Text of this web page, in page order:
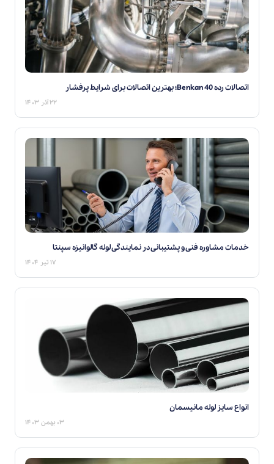
اتصالات رده 40 Benkan؛ بهترین اتصالات برای شرایط پرفشار
۲۲ آذر ۱۴۰۳
خدمات مشاوره فنی و پشتیبانی در نمایندگی‌ لوله گالوانیزه سپنتا
۱۷ تیر ۱۴۰۴
انواع سایز لوله مانیسمان
۰۳ بهمن ۱۴۰۳